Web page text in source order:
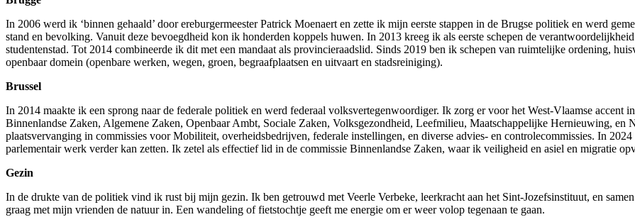
In 2006 werd ik ‘binnen gehaald’ door ereburgermeester Patrick Moenaert en zette ik mijn eerste stappen in de Brugse politiek en werd
stand en bevolking. Vanuit deze bevoegdheid kon ik honderden koppels huwen. In 2013 kreeg ik als eerste schepen de
studentenstad. Tot 2014 combineerde ik dit met een mandaat als provincieraadslid. Sinds 2019 ben ik schepen van ruimtelijke ordening,
openbaar domein (openbare werken, wegen, groen, begraafplaatsen en uitvaart en stadsreiniging).
Brussel
In 2014 maakte ik een sprong naar de federale politiek en werd federaal volksvertegenwoordiger. Ik zorg er voor het West-Vlaamse accent
Binnenlandse Zaken, Algemene Zaken, Openbaar Ambt, Sociale Zaken, Volksgezondheid, Leefmilieu, Maatschappelijke Hernieuwing, en
plaatsvervanging in commissies voor Mobiliteit, overheidsbedrijven, federale instellingen, en diverse advies- en controlecommissies. In
parlementair werk verder kan zetten. Ik zetel als effectief lid in de commissie Binnenlandse Zaken, waar ik veiligheid en asiel en migratie
Gezin
In de drukte van de politiek vind ik rust bij mijn gezin. Ik ben getrouwd met Veerle Verbeke, leerkracht aan het Sint-Jozefsinstituut, en
graag met mijn vrienden de natuur in. Een wandeling of fietstochtje geeft me energie om er weer volop tegenaan te gaan.